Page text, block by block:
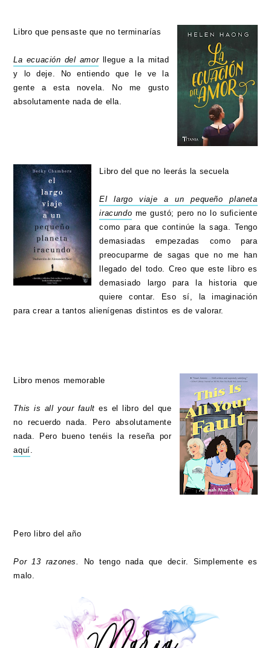
Libro que pensaste que no terminarías
La ecuación del amorllegue a la mitad
y lo deje. No entiendo que le ve la
gente a esta novela. No me gusto
absolutamente nada de ella.
Libro del que no leerás la secuela
El largo viaje a un pequeño planeta
iracundo me gustó; pero no lo suficiente
como para que continúe la saga. Tengo
demasiadas empezadas como para
preocuparme de sagas que no me han
llegado del todo. Creo que este libro es
demasiado largo para la historia que
quiere contar. Eso sí, la imaginación
para crear a tantos alienígenas distintos es de valorar.
Libro menos memorable
This is all your fault es el libro del que
no recuerdo nada. Pero absolutamente
nada. Pero bueno tenéis la reseña por
aquí.
Pero libro del año
Por 13 razones.
No tengo nada que decir. Simplemente es
malo.